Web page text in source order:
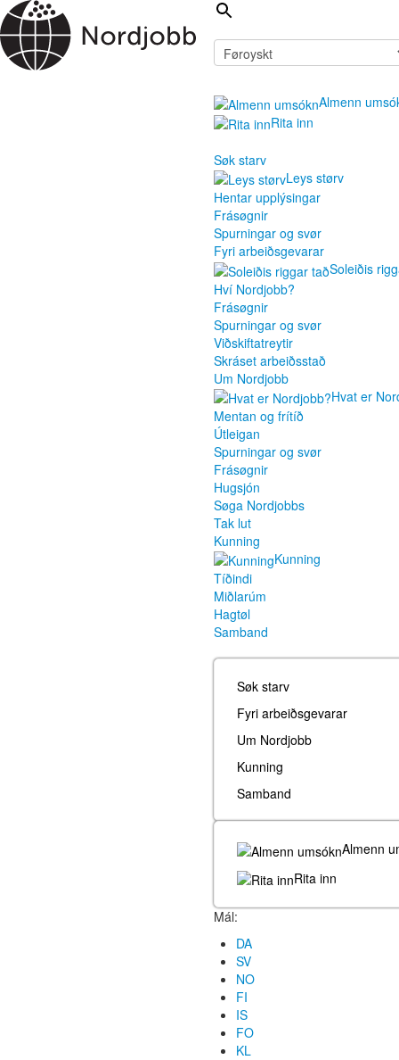
Almenn
Rita inn
Søk starv
Leys størv
Hentar upplýsingar
Frásøgnir
Spurningar og svør
Fyri arbeiðsgevarar
Soleiðis
Hví Nordjobb?
Frásøgnir
Spurningar og svør
Viðskiftatreytir
Skráset arbeiðsstað
Um Nordjobb
Hvat er
Mentan og frítíð
Útleigan
Spurningar og svør
Frásøgnir
Hugsjón
Søga Nordjobbs
Tak lut
Kunning
Kunning
Tíðindi
Miðlarúm
Hagtøl
Samband
Søk starv
Fyri arbeiðsgevarar
Um Nordjobb
Kunning
Samband
Almenn
Rita inn
Mál:
DA
SV
NO
FI
IS
FO
KL